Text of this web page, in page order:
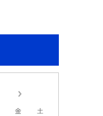
金 土